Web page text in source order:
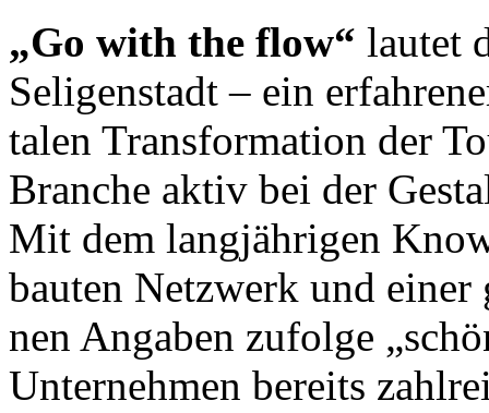
„Go with the flow“ lautet
Se­li­gen­stadt – ein
ta­len Trans­for­ma­tion der
Bran­che aktiv bei der
Mit dem lang­jähri­gen
bau­ten Netz­werk und
nen An­ga­ben zufolge
Un­ter­neh­men bereits